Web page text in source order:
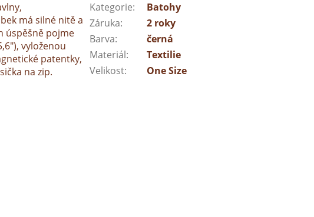
má silné nitě a
úspěšně pojme
vyloženou
patentky,
na zip.
Kategorie:
Batohy
Záruka:
2 roky
Barva:
černá
Materiál:
Textilie
Velikost: One Size